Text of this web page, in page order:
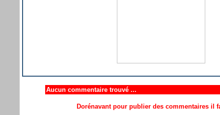
Aucun commentaire trouvé ...
Dorénavant pour publier des commentaires il